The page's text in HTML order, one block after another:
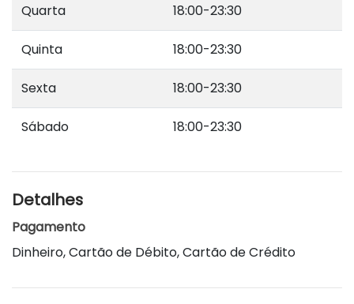
Quarta 18:00-23:30
Quinta 18:00-23:30
Sexta 18:00-23:30
Sábado 18:00-23:30
Detalhes
Pagamento
Dinheiro, Cartão de Débito, Cartão de Crédito